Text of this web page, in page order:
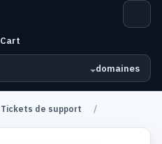
domaines
Cart
Tickets de support